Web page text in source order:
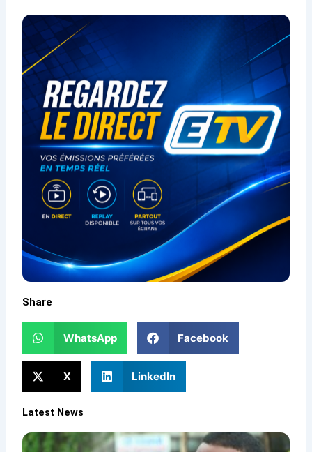
Share
WhatsApp Facebook
X LinkedIn
Latest News